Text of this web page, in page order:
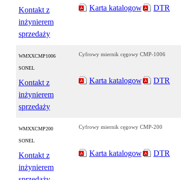
Kontakt z
inżynierem
sprzedaży
Karta katalogowa DTR
WMXXCMP1006
SONEL
Kontakt z
inżynierem
sprzedaży
Cyfrowy miernik cęgowy CMP-1006
Karta katalogowa DTR
WMXXCMP200
SONEL
Kontakt z
inżynierem
Cyfrowy miernik cęgowy CMP-200
Karta katalogowa DTR